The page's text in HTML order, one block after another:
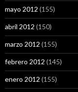
mayo 2012 (155)
abril 2012 (150)
marzo 2012 (155)
febrero 2012 (145)
enero 2012 (155)